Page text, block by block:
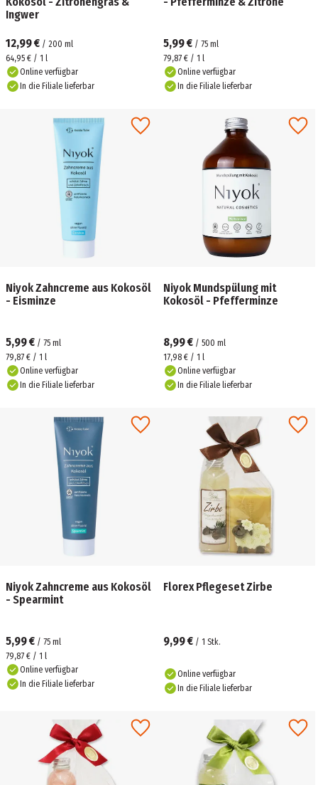
Ingwer
12,99 € / 200 ml
64,95 € / 1 l
Online verfügbar
In die Filiale lieferbar
5,99 € / 75 ml
79,87 € / 1 l
Online verfügbar
In die Filiale lieferbar
Niyok Zahncreme aus Kokosöl
- Eisminze
5,99 € / 75 ml
79,87 € / 1 l
Online verfügbar
In die Filiale lieferbar
Niyok Mundspülung mit
Kokosöl - Pfefferminze
8,99 € / 500 ml
17,98 € / 1 l
Online verfügbar
In die Filiale lieferbar
Niyok Zahncreme aus Kokosöl
- Spearmint
5,99 € / 75 ml
79,87 € / 1 l
Online verfügbar
In die Filiale lieferbar
Florex Pflegeset Zirbe
9,99 € / 1 Stk.
Online verfügbar
In die Filiale lieferbar